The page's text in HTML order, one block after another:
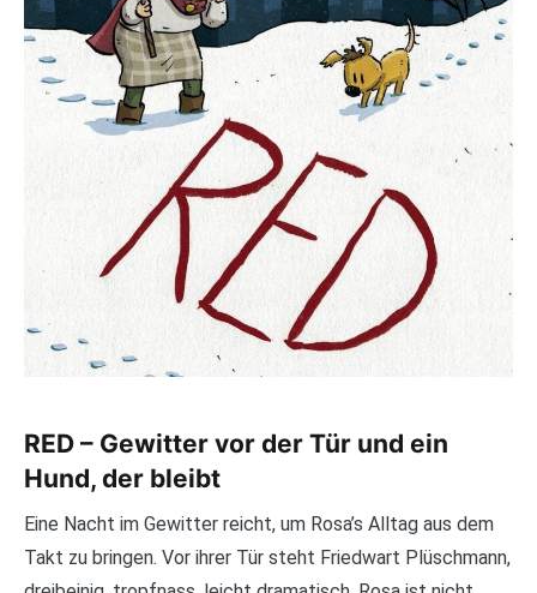
RED – Gewitter vor der Tür und ein
Hund, der bleibt
Eine Nacht im Gewitter reicht, um Rosa’s Alltag aus dem
Takt zu bringen. Vor ihrer Tür steht Friedwart Plüschmann,